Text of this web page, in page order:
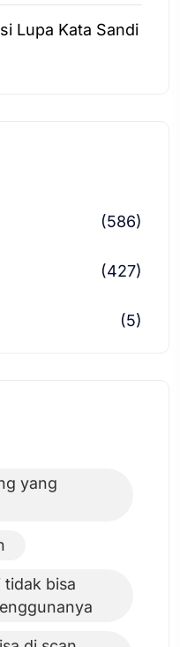
Lupa Kata Sandi
(586)
(427)
(5)
yang
bisa